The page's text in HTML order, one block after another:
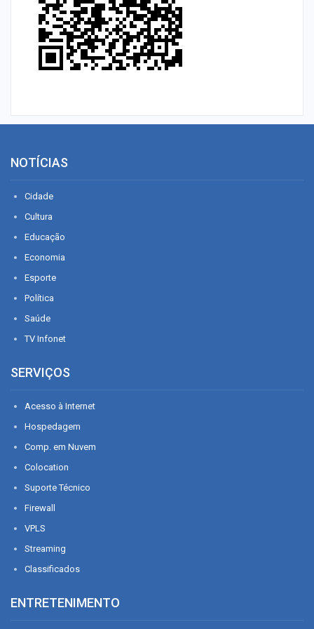
NOTÍCIAS
Cidade
Cultura
Educação
Economia
Esporte
Política
Saúde
TV Infonet
SERVIÇOS
Acesso à Internet
Hospedagem
Comp. em Nuvem
Colocation
Suporte Técnico
Firewall
VPLS
Streaming
Classificados
ENTRETENIMENTO